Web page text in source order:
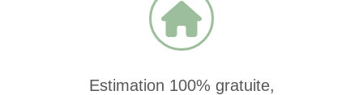
Estimation 100% gratuite,